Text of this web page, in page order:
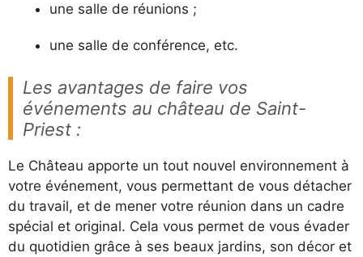
une salle de réunions ;
une salle de conférence, etc.
Les avantages de faire vos
événements au château de Saint-
Priest :
Le Château apporte un tout nouvel environnement à
votre événement, vous permettant de vous détacher
du travail, et de mener votre réunion dans un cadre
spécial et original. Cela vous permet de vous évader
du quotidien grâce à ses beaux jardins, son décor et